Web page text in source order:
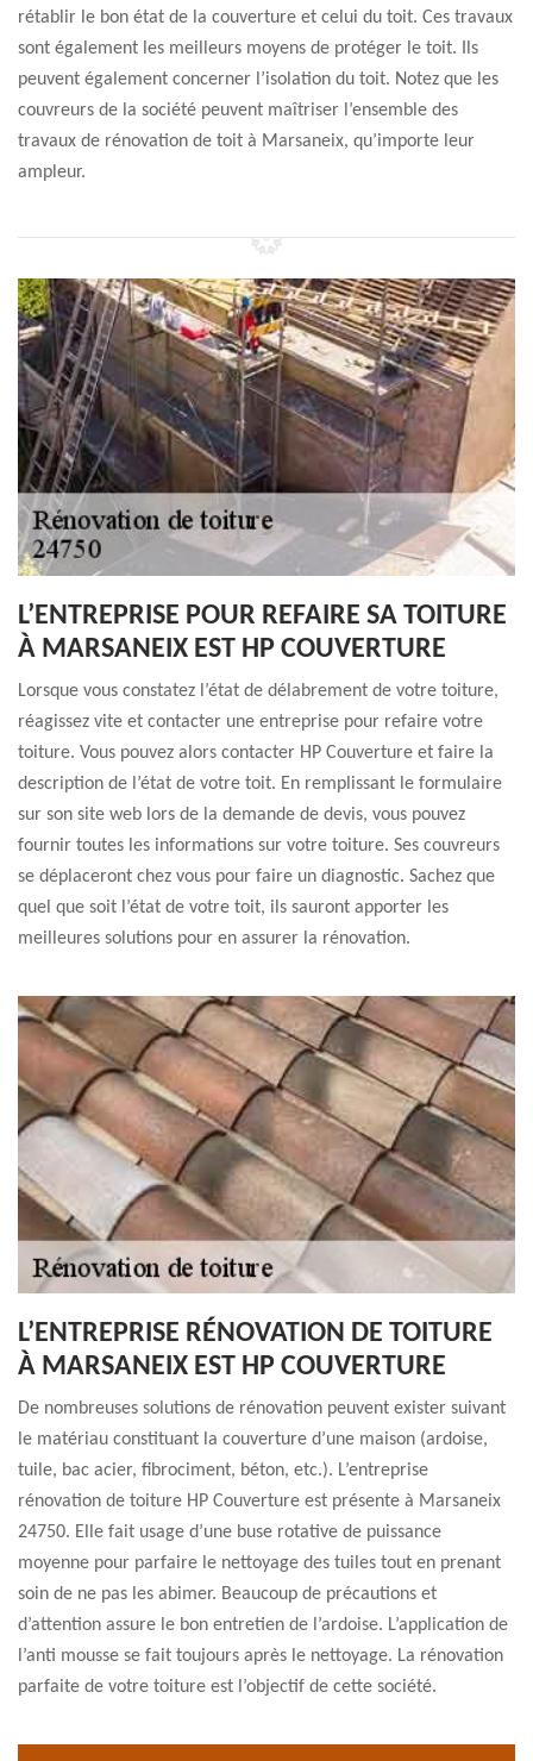
rétablir le bon état de la couverture et celui du toit. Ces travaux
sont également les meilleurs moyens de protéger le toit. Ils
peuvent également concerner l’isolation du toit. Notez que les
couvreurs de la société peuvent maîtriser l’ensemble des
travaux de rénovation de toit à Marsaneix, qu’importe leur
ampleur.
L’ENTREPRISE POUR REFAIRE SA TOITURE
À MARSANEIX EST HP COUVERTURE
Lorsque vous constatez l’état de délabrement de votre toiture,
réagissez vite et contacter une entreprise pour refaire votre
toiture. Vous pouvez alors contacter HP Couverture et faire la
description de l’état de votre toit. En remplissant le formulaire
sur son site web lors de la demande de devis, vous pouvez
fournir toutes les informations sur votre toiture. Ses couvreurs
se déplaceront chez vous pour faire un diagnostic. Sachez que
quel que soit l’état de votre toit, ils sauront apporter les
meilleures solutions pour en assurer la rénovation.
L’ENTREPRISE RÉNOVATION DE TOITURE
À MARSANEIX EST HP COUVERTURE
De nombreuses solutions de rénovation peuvent exister suivant
le matériau constituant la couverture d’une maison (ardoise,
tuile, bac acier, fibrociment, béton, etc.). L’entreprise
rénovation de toiture HP Couverture est présente à Marsaneix
24750. Elle fait usage d’une buse rotative de puissance
moyenne pour parfaire le nettoyage des tuiles tout en prenant
soin de ne pas les abimer. Beaucoup de précautions et
d’attention assure le bon entretien de l’ardoise. L’application de
l’anti mousse se fait toujours après le nettoyage. La rénovation
parfaite de votre toiture est l’objectif de cette société.